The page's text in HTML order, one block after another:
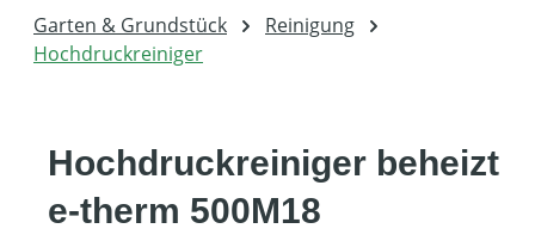
Garten & Grundstück
Reinigung
Hochdruckreiniger
Hochdruckreiniger beheizt
e-therm 500M18